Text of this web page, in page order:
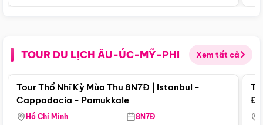
TOUR DU LỊCH ÂU-ÚC-MỸ-PHI Xem tất cả
Điểm nổi bật
Tour Thổ Nhĩ Kỳ Mùa Thu 8N7Đ | Istanbul -
Cappadocia - Pamukkale
Hồ Chí Minh 8N7Đ